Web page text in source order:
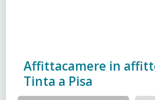
Affittacamere in
Tinta a Pisa